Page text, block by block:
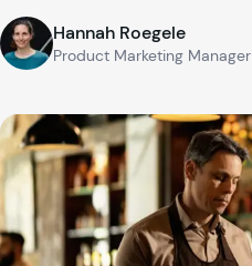
Hannah Roegele
Product Marketing Manager